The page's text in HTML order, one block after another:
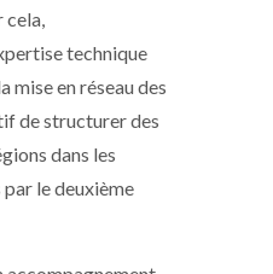
cela,
technique
mise en réseau des
de structurer des
dans les
le deuxième